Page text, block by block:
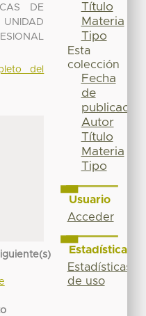
DE
del
Título
Materia
Tipo
Esta
colección
Fecha
de
publicación
Autor
Título
Materia
Tipo
Usuario
Acceder
Estadísticas
Estadísticas
de uso